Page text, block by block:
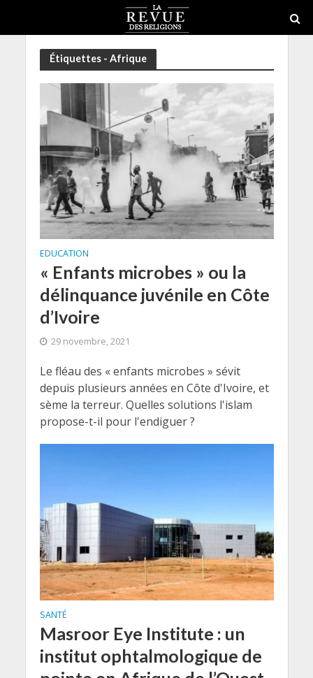
Étiquettes - Afrique
EDUCATION
« Enfants microbes » ou la
délinquance juvénile en Côte
d’Ivoire
29 novembre, 2021
Le fléau des « enfants microbes » sévit
depuis plusieurs années en Côte d'Ivoire, et
sème la terreur. Quelles solutions l'islam
propose-t-il pour l'endiguer ?
SANTÉ
Masroor Eye Institute : un
institut ophtalmologique de